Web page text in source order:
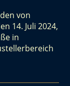
von
14. Juli 2024,
in